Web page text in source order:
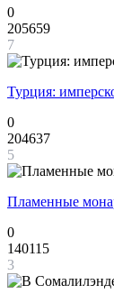
0
205659
7
Турция:
0
204637
5
Пламенные
0
140115
3